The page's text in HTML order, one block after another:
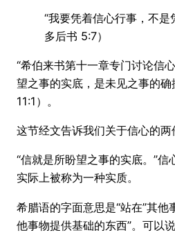
“我要凭着信心行事，不是
多后书 5:7）
“希伯来书第十一章专门讨论信
望之事的实底，是未见之事的确
11:1）。
这节经文告诉我们关于信心的两
“信就是所盼望之事的实底。”信
实际上被称为一种实质。
希腊语的字面意思是“站在”其他
他事物提供基础的东西”。可以说